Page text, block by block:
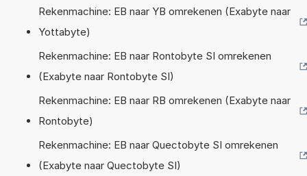
Rekenmachine: EB naar YB omrekenen (Exabyte naar
Yottabyte)
Rekenmachine: EB naar Rontobyte SI omrekenen
(Exabyte naar Rontobyte SI)
Rekenmachine: EB naar RB omrekenen (Exabyte naar
Rontobyte)
Rekenmachine: EB naar Quectobyte SI omrekenen
(Exabyte naar Quectobyte SI)